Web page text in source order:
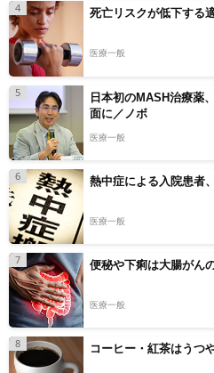
4 死亡リスクが低下する
医療一般
5
日本初のMASH治療薬
面に／ノボ
医療一般
6 熱中症による入院患者
医療一般
7 便秘や下痢は大腸がん
医療一般
8 コーヒー・紅茶はうつ